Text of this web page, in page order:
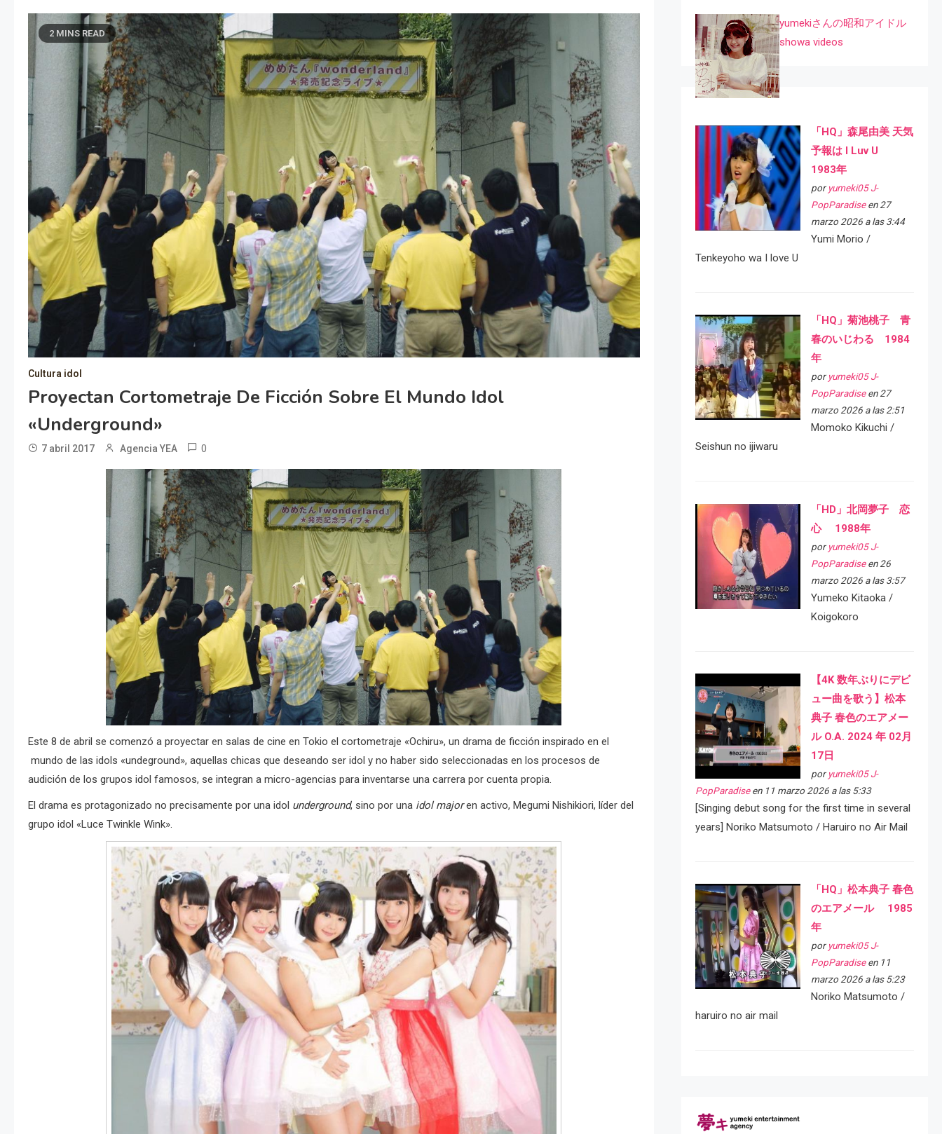
2 MINS READ
Cultura idol
Proyectan Cortometraje De Ficción Sobre El Mundo Idol
«underground»
7 abril 2017 Agencia YEA 0
Este 8 de abril se comenzó a proyectar en salas de cine en Tokio el cortometraje «Ochiru», un drama de ficción inspirado en el
mundo de las idols «undeground», aquellas chicas que deseando ser idol y no haber sido seleccionadas en los procesos de
audición de los grupos idol famosos, se integran a micro-agencias para inventarse una carrera por cuenta propia.
El drama es protagonizado no precisamente por una idol underground, sino por una idol majoren activo, Megumi Nishikiori, líder del
grupo idol «Luce Twinkle Wink».
yumekiさんの昭和アイドル
showa videos
「HQ」森尾由美 天気
予報は I Luv U
1983年
por yumeki05 J-
PopParadiseen 27
marzo 2026 a las 3:44
Yumi Morio /
Tenkeyoho wa I love U
「HQ」菊池桃子 青
春のいじわる 1984
年
por yumeki05 J-
PopParadiseen 27
marzo 2026 a las 2:51
Momoko Kikuchi /
Seishun no ijiwaru
「HD」北岡夢子 恋
心 1988年
por yumeki05 J-
PopParadiseen 26
marzo 2026 a las 3:57
Yumeko Kitaoka /
Koigokoro
【4K 数年ぶりにデビ
ュー曲を歌う】松本
典子 春色のエアメー
ル O.A. 2024 年 02月
17日
por yumeki05 J-
PopParadiseen 11 marzo 2026 a las 5:33
[Singing debut song for the first time in several
years] Noriko Matsumoto / Haruiro no Air Mail
「HQ」松本典子 春色
のエアメール 1985
年
por yumeki05 J-
PopParadiseen 11
marzo 2026 a las 5:23
Noriko Matsumoto /
haruiro no air mail